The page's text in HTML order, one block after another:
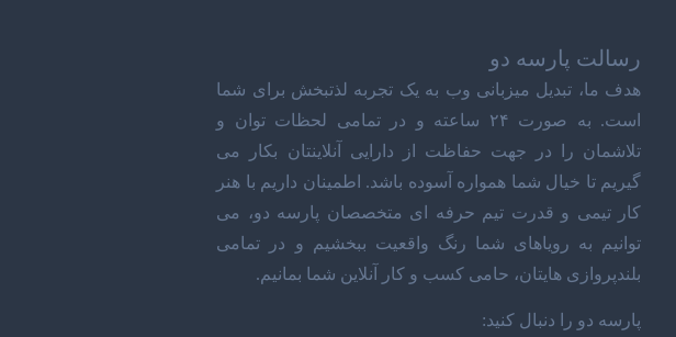
رسالت پارسه دو
هدف ما، تبدیل میزبانی وب به یک تجربه لذتبخش برای شما
است. به صورت ۲۴ ساعته و در تمامی لحظات توان و
تلاشمان را در جهت حفاظت از دارایی آنلاینتان بکار می
گیریم تا خیال شما همواره آسوده باشد. اطمینان داریم با هنر
کار تیمی و قدرت تیم حرفه ای متخصصان پارسه دو، می
توانیم به رویاهای شما رنگ واقعیت ببخشیم و در تمامی
بلندپروازی هایتان، حامی کسب و کار آنلاین شما بمانیم.
پارسه دو را دنبال کنید: